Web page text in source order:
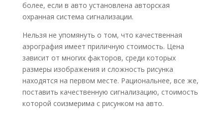
более, если в авто установлена авторская
охранная система сигнализации.
Нельзя не упомянуть о том, что качественная
аэрография имеет приличную стоимость. Цена
зависит от многих факторов, среди которых
размеры изображения и сложность рисунка
находятся на первом месте. Рациональнее, все же,
поставить качественную сигнализацию, стоимость
которой соизмерима с рисунком на авто.